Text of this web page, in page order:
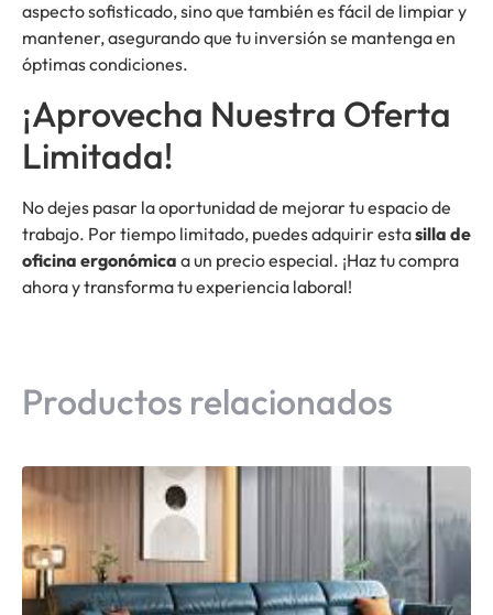
aspecto sofisticado, sino que también es fácil de limpiar y
mantener, asegurando que tu inversión se mantenga en
óptimas condiciones.
¡Aprovecha Nuestra Oferta
Limitada!
No dejes pasar la oportunidad de mejorar tu espacio de
trabajo. Por tiempo limitado, puedes adquirir estasilla de
oficina ergonómica a un precio especial. ¡Haz tu compra
ahora y transforma tu experiencia laboral!
Productos relacionados